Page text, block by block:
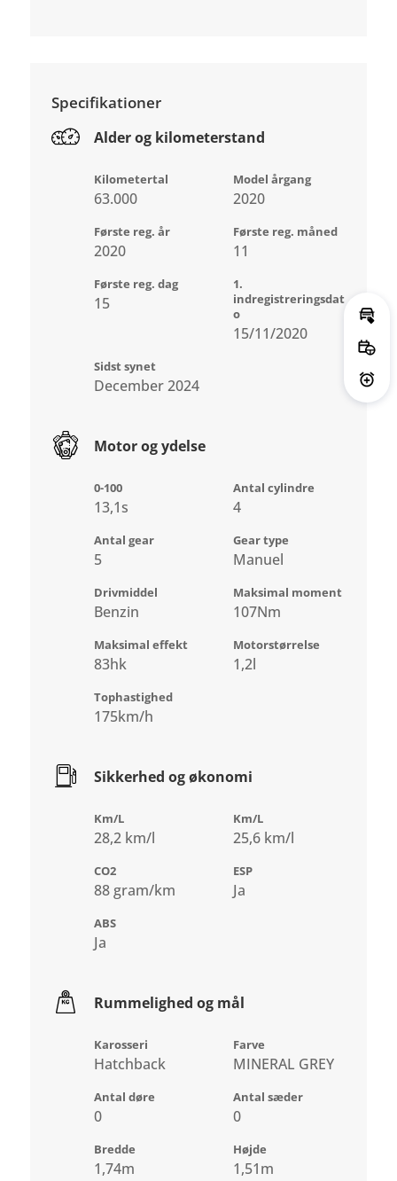
Specifikationer
Alder og kilometerstand
Kilometertal
63.000
Model årgang
2020
Første reg. år
2020
Første reg. måned
11
Første reg. dag
15
1.
indregistreringsdat
o
15/11/2020
Sidst synet
December 2024
Motor og ydelse
0-100
13,1s
Antal cylindre
4
Antal gear
5
Gear type
Manuel
Drivmiddel
Benzin
Maksimal moment
107Nm
Maksimal effekt
83hk
Motorstørrelse
1,2l
Tophastighed
175km/h
Sikkerhed og økonomi
Km/L
28,2 km/l
Km/L
25,6 km/l
CO2
88 gram/km
ESP
Ja
ABS
Ja
Rummelighed og mål
Karosseri
Hatchback
Farve
MINERAL GREY
Antal døre
0
Antal sæder
0
Bredde
1,74m
Højde
1,51m